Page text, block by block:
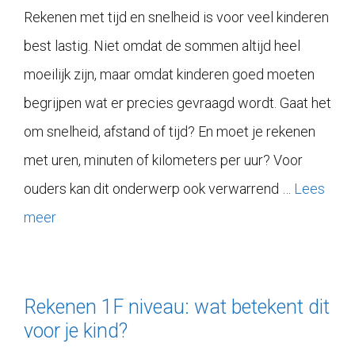
Rekenen met tijd en snelheid is voor veel kinderen
best lastig. Niet omdat de sommen altijd heel
moeilijk zijn, maar omdat kinderen goed moeten
begrijpen wat er precies gevraagd wordt. Gaat het
om snelheid, afstand of tijd? En moet je rekenen
met uren, minuten of kilometers per uur? Voor
ouders kan dit onderwerp ook verwarrend … Lees
meer
Rekenen 1F niveau: wat betekent dit
voor je kind?